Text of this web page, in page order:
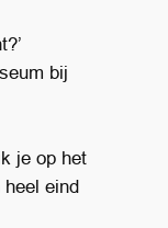
bij
je op het
eind